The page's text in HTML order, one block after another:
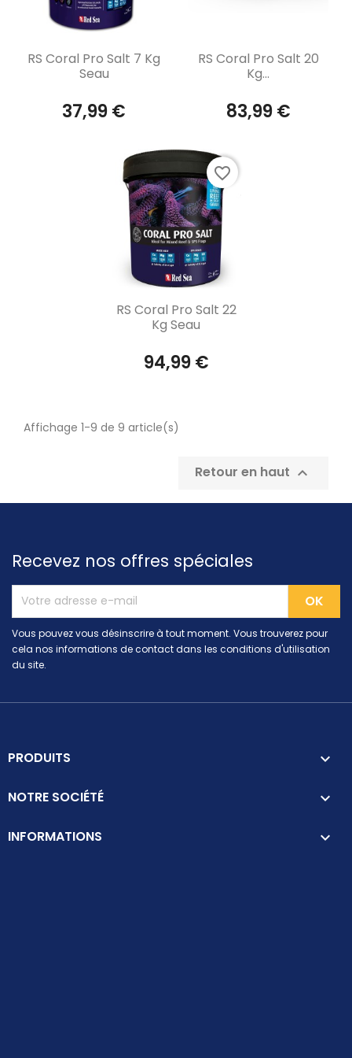
Aperçu rapide
RS Coral Pro Salt 7 Kg
Seau
37,99 €
Aperçu rapide
RS Coral Pro Salt 20
Kg...
83,99 €
Aperçu rapide
RS Coral Pro Salt 22
Kg Seau
94,99 €
favorite_border
Affichage 1-9 de 9 article(s)
Retour en haut 
Recevez nos offres spéciales
Vous pouvez vous désinscrire à tout moment. Vous trouverez pour
cela nos informations de contact dans les conditions d'utilisation
du site.
PRODUITS 
NOTRE SOCIÉTÉ 
INFORMATIONS keyboard_arrow_down